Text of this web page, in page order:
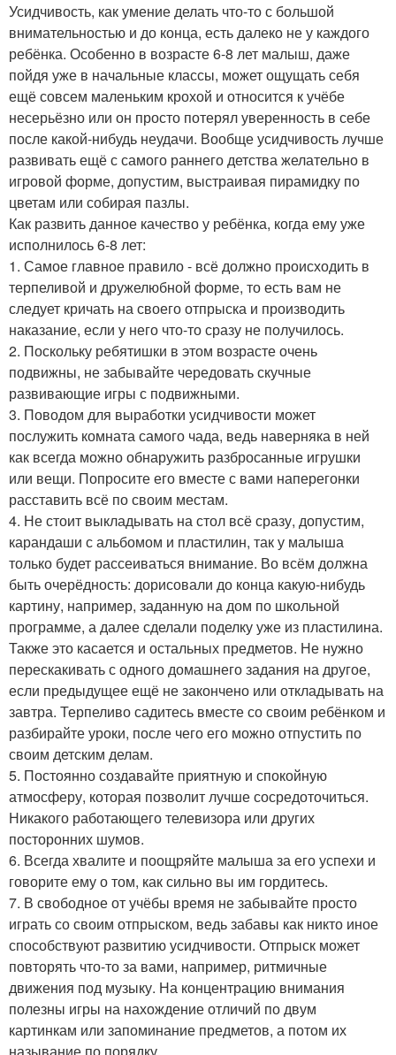
Усидчивость, как умение делать что-то с большой
внимательностью и до конца, есть далеко не у каждого
ребёнка. Особенно в возрасте 6-8 лет малыш, даже
пойдя уже в начальные классы, может ощущать себя
ещё совсем маленьким крохой и относится к учёбе
несерьёзно или он просто потерял уверенность в себе
после какой-нибудь неудачи. Вообще усидчивость лучше
развивать ещё с самого раннего детства желательно в
игровой форме, допустим, выстраивая пирамидку по
цветам или собирая пазлы.
Как развить данное качество у ребёнка, когда ему уже
исполнилось 6-8 лет:
1. Самое главное правило - всё должно происходить в
терпеливой и дружелюбной форме, то есть вам не
следует кричать на своего отпрыска и производить
наказание, если у него что-то сразу не получилось.
2. Поскольку ребятишки в этом возрасте очень
подвижны, не забывайте чередовать скучные
развивающие игры с подвижными.
3. Поводом для выработки усидчивости может
послужить комната самого чада, ведь наверняка в ней
как всегда можно обнаружить разбросанные игрушки
или вещи. Попросите его вместе с вами наперегонки
расставить всё по своим местам.
4. Не стоит выкладывать на стол всё сразу, допустим,
карандаши с альбомом и пластилин, так у малыша
только будет рассеиваться внимание. Во всём должна
быть очерёдность: дорисовали до конца какую-нибудь
картину, например, заданную на дом по школьной
программе, а далее сделали поделку уже из пластилина.
Также это касается и остальных предметов. Не нужно
перескакивать с одного домашнего задания на другое,
если предыдущее ещё не закончено или откладывать на
завтра. Терпеливо садитесь вместе со своим ребёнком и
разбирайте уроки, после чего его можно отпустить по
своим детским делам.
5. Постоянно создавайте приятную и спокойную
атмосферу, которая позволит лучше сосредоточиться.
Никакого работающего телевизора или других
посторонних шумов.
6. Всегда хвалите и поощряйте малыша за его успехи и
говорите ему о том, как сильно вы им гордитесь.
7. В свободное от учёбы время не забывайте просто
играть со своим отпрыском, ведь забавы как никто иное
способствуют развитию усидчивости. Отпрыск может
повторять что-то за вами, например, ритмичные
движения под музыку. На концентрацию внимания
полезны игры на нахождение отличий по двум
картинкам или запоминание предметов, а потом их